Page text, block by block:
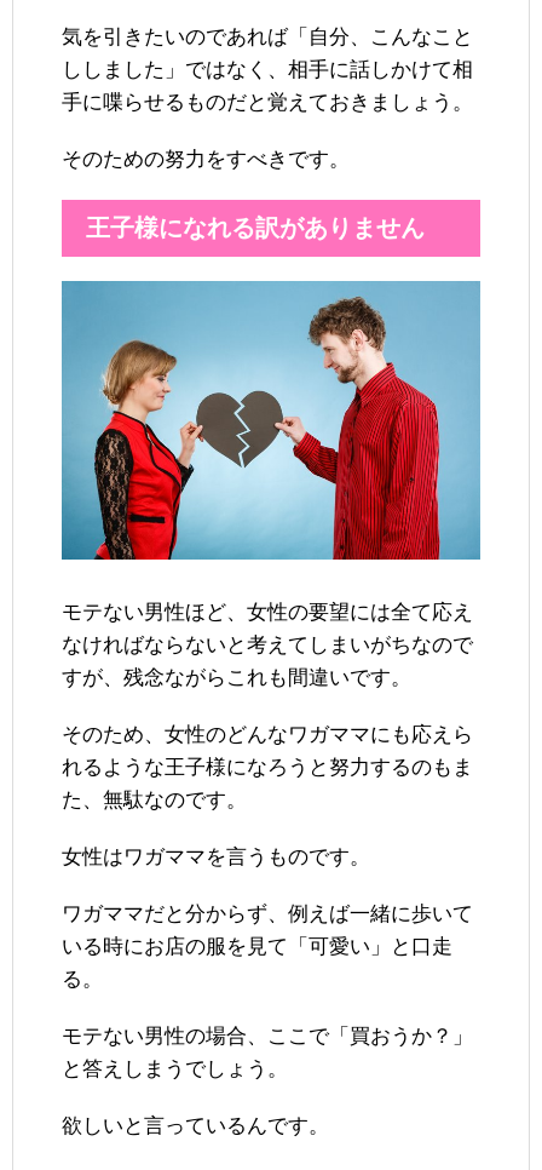
気を引きたいのであれば「自分、こんなこと
ししました」ではなく、相手に話しかけて相
手に喋らせるものだと覚えておきましょう。
そのための努力をすべきです。
王子様になれる訳がありません
モテない男性ほど、女性の要望には全て応え
なければならないと考えてしまいがちなので
すが、残念ながらこれも間違いです。
そのため、女性のどんなワガママにも応えら
れるような王子様になろうと努力するのもま
た、無駄なのです。
女性はワガママを言うものです。
ワガママだと分からず、例えば一緒に歩いて
いる時にお店の服を見て「可愛い」と口走
る。
モテない男性の場合、ここで「買おうか？」
と答えしまうでしょう。
欲しいと言っているんです。